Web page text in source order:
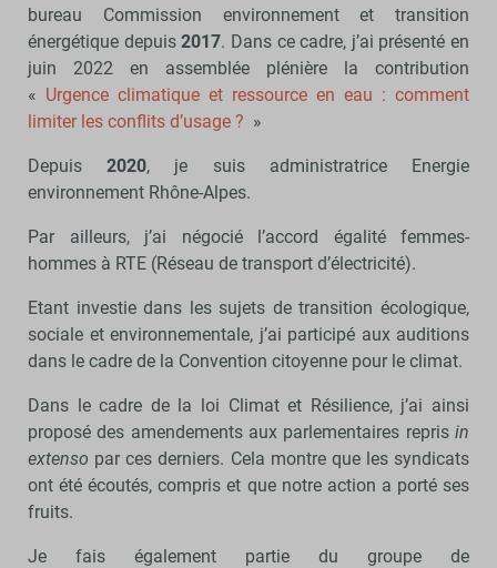
bureau Commission environnement et transition
énergétique depuis2017. Dans ce cadre, j’ai présenté en
juin 2022 en assemblée plénière la contribution
« Urgence climatique et ressource en eau : comment
limiter les conflits d’usage ? »
Depuis2020, je suis administratrice Energie
environnement Rhône-Alpes.
Par ailleurs, j’ai négocié l’accord égalité femmes-
hommes à RTE (Réseau de transport d’électricité).
Etant investie dans les sujets de transition écologique,
sociale et environnementale, j’ai participé aux auditions
dans le cadre de la Convention citoyenne pour le climat.
Dans le cadre de la loi Climat et Résilience, j’ai ainsi
proposé des amendements aux parlementaires repris in
extenso par ces derniers. Cela montre que les syndicats
ont été écoutés, compris et que notre action a porté ses
fruits.
Je fais également partie du groupe de